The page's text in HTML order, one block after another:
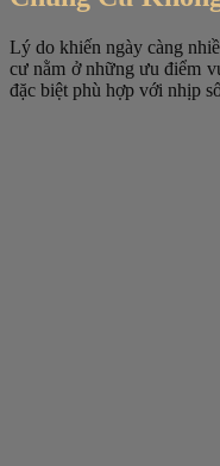
Lý do khiến ngày càng
cư nằm ở những ưu điểm
đặc biệt phù hợp với nhịp